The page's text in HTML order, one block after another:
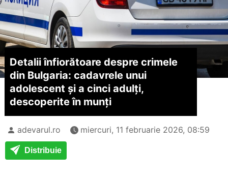
Detalii înfiorătoare despre crimele
din Bulgaria: cadavrele unui
adolescent și a cinci adulți,
descoperite în munți
adevarul.ro miercuri, 11 februarie 2026, 08:59
Distribuie